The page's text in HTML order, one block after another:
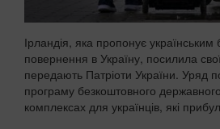
Ірландія, яка пропонує українським
повернення в Україну, посилила
передають Патріоти України. Уряд
програму безкоштовного
комплексах для українців, які